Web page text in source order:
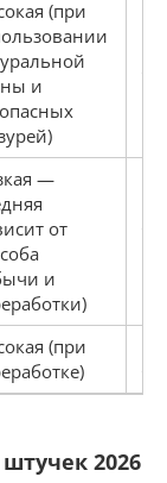
(при
и
—
от
и
(при
2026